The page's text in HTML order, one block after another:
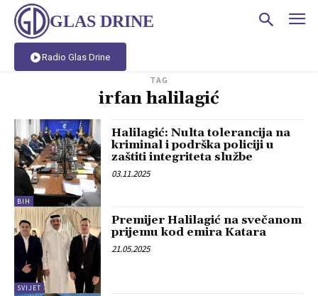
GLAS DRINE
Radio Glas Drine
TAG
irfan halilagić
BIH
Halilagić: Nulta tolerancija na
kriminal i podrška policiji u
zaštiti integriteta službe
03.11.2025
SVIJET
Premijer Halilagić na svečanom
prijemu kod emira Katara
21.05.2025